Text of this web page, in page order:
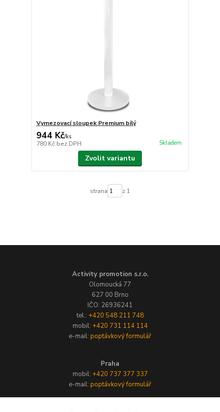
Vymezovací sloupek Premium bílý
944 Kč/ks
780 Kč bez DPH Skladem
Zvolit variantu
strana z 1
Activity promotion s.r.o.
Olomoucká 77
627 00 Brno
IČO: 26936241
tel.: +420 548 211 748
mobil: +420 731 114 114
e-mail: poptávkový formulář
Praha
mobil: +420 737 377 337
e-mail: poptávkový formulář